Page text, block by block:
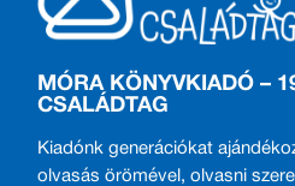
MÓRA KÖNYVKIADÓ –
CSALÁDTAG
Kiadónk generációkat
olvasás örömével, olvasni